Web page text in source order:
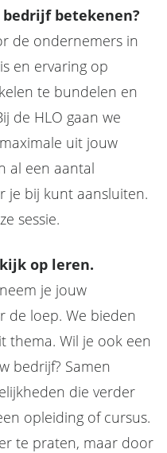
betekenen?
de ondernemers in
en ervaring op
te bundelen en
de HLO gaan we
uit jouw
al een aantal
je bij kunt aansluiten.
sessie.
op leren.
je jouw
de loep. We bieden
thema. Wil je ook een
bedrijf? Samen
die verder
opleiding of cursus.
te praten, maar door